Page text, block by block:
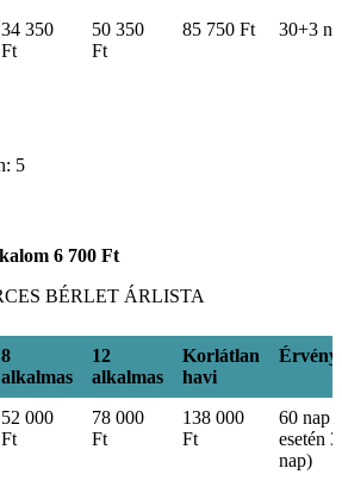
34 350
Ft
50 350
Ft
85 750 Ft 30+3
5
6 700 Ft
BÉRLET ÁRLISTA
8
alkalmas
12
alkalmas
Korlátlan
havi
8
alkalmas
12
alkalmas
Korlátlan
havi
52 000
Ft
78 000
Ft
138 000
Ft
60 nap
esetén
nap)